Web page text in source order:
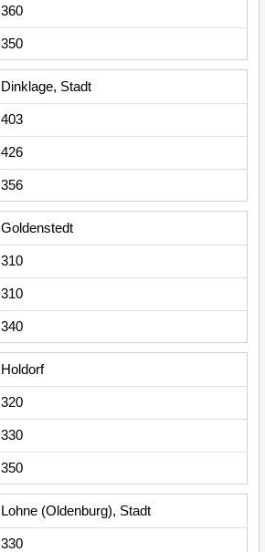
360
350
Dinklage, Stadt
403
426
356
Goldenstedt
310
310
340
Holdorf
320
330
350
Lohne (Oldenburg), Stadt
330